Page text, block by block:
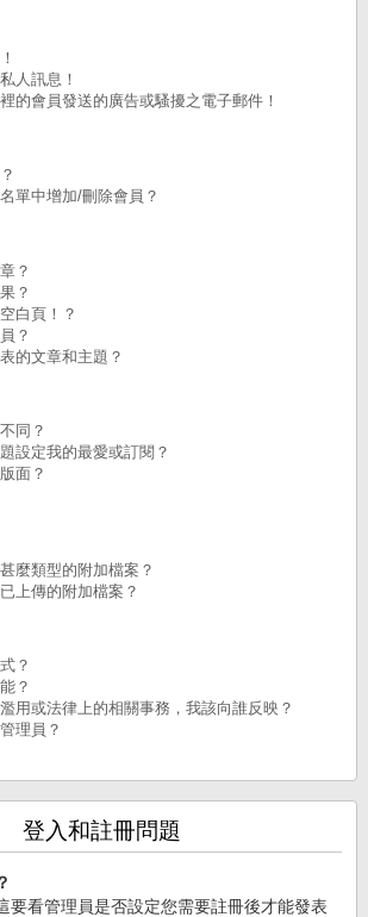
人訊息！
的會員發送的廣告或騷擾之電子郵件！
單中增加/刪除會員？
？
？
白頁！？
？
的文章和主題？
同？
設定我的最愛或訂閱？
面？
麼類型的附加檔案？
上傳的附加檔案？
？
？
用或法律上的相關事務，我該向誰反映？
理員？
登入和註冊問題
要看管理員是否設定您需要註冊後才能發表